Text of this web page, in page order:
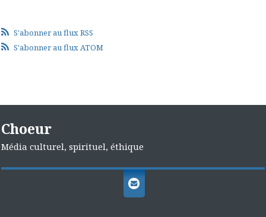
S'abonner au flux RSS
S'abonner au flux ATOM
Choeur
Média culturel, spirituel, éthique